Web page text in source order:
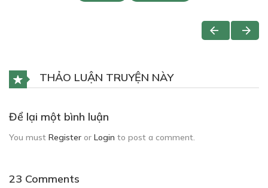
THẢO LUẬN TRUYỆN NÀY
Để lại một bình luận
You must Register or Login to post a comment.
23 Comments